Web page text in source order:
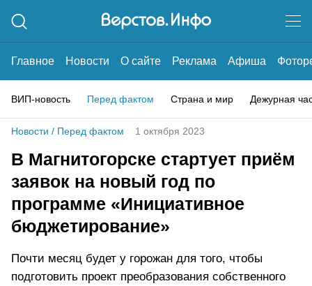
Главное Новости О сайте Реклама Афиша
ВИП-новость Перед фактом Страна и мир Дежурная
Новости / Перед фактом 1 октября 2023
В Магнитогорске стартует приём
заявок на новый год по
программе «Инициативное
бюджетирование»
Почти месяц будет у горожан для того, чтобы
подготовить проект преобразования собственного